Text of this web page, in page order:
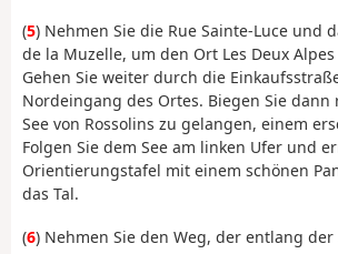
(5) Nehmen Sie die Rue Sainte-Luce und
de la Muzelle, um den Ort Les Deux
Gehen Sie weiter durch die
Nordeingang des Ortes. Biegen Sie dann
See von Rossolins zu gelangen, einem
Folgen Sie dem See am linken Ufer und
Orientierungstafel mit einem schönen
das Tal.
(6) Nehmen Sie den Weg, der entlang der